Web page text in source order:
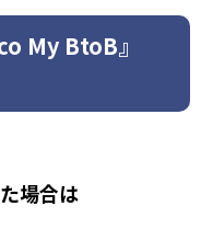
My BtoB』
場合は